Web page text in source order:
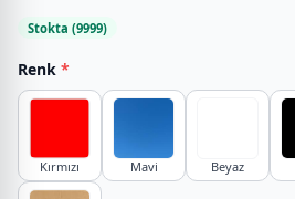
Stokta (9999)
Renk *
Kırmızı Mavi Beyaz